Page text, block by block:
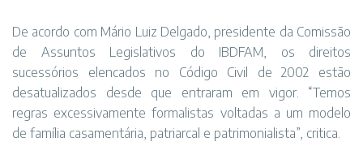
De acordo com Mário Luiz Delgado, presidente da Comissão
de Assuntos Legislativos do IBDFAM, os direitos
sucessórios elencados no Código Civil de 2002 estão
desatualizados desde que entraram em vigor. “Temos
regras excessivamente formalistas voltadas a um modelo
de família casamentária, patriarcal e patrimonialista”, critica.